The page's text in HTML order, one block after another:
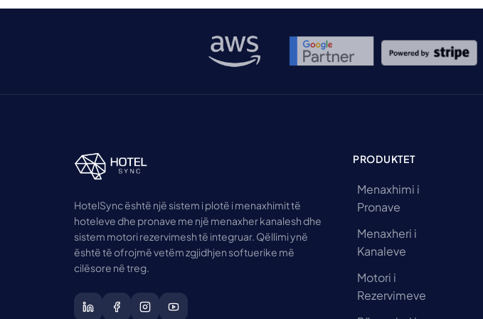
udhëhequr nga […]
HotelSync është një sistem i plotë i menaxhimit të
hoteleve dhe pronave me një menaxher kanalesh dhe
sistem motori rezervimesh të integruar. Qëllimi ynë
është të ofrojmë vetëm zgjidhjen softuerike më
cilësore në treg.
PRODUKTET
Menaxhimi i
Pronave
Menaxheri i
Kanaleve
Motori i
Rezervimeve